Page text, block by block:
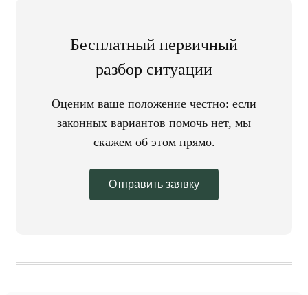
Бесплатный первичный
разбор ситуации
Оценим ваше положение честно: если
законных вариантов помочь нет, мы
скажем об этом прямо.
Отправить заявку